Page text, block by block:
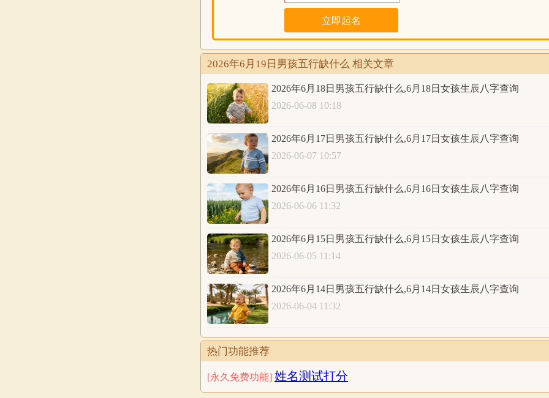
八字 丙午 甲午 甲子 乙
五行 火火 木火
分析
五行统计：3木，3火，1土，0金，1水。五行缺金；日主天干
水；异类为：金土火。同类得分：木3，水1.3，共计4.3分；异类
衡；八字喜用神：八字基本平衡，八字喜水
公历2026年6月19日2时
农历
八字
五行
分析
水；异类为：金土火。同类得分：木3，水1.3，共计4.3分；异类
土0.6，火3.6，共计4.4分；差值：-0.1分；综合旺衰得分：-0.1分
公历2026年6月19日3时生辰八字查询:
农历 丙午年
2026年6月19日男孩五行缺什么 相关文章
2026年6月18日男孩五行缺什么,6月18日女孩生辰八字查询
2026-06-08 10:18
2026年6月17日男孩五行缺什么,6月17日女孩生辰八字查询
2026-06-07 10:57
2026年6月16日男孩五行缺什么,6月16日女孩生辰八字查询
2026-06-06 11:32
2026年6月15日男孩五行缺什么,6月15日女孩生辰八字查询
2026-06-05 11:14
2026年6月14日男孩五行缺什么,6月14日女孩生辰八字查询
2026-06-04 11:32
热门功能推荐
[永久免费功能] 姓名测试打分